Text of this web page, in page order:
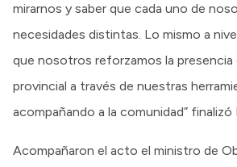
mirarnos y saber que cada uno de
necesidades distintas. Lo mismo a
que nosotros reforzamos la presencia
provincial a través de nuestras
acompañando a la comunidad” finalizó
Acompañaron el acto el ministro de